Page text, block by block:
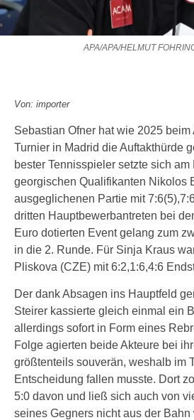
APA/APA/HELMUT
Von: importer
Sebastian Ofner hat wie 2025 beim
Turnier in Madrid die Auftakthürde
bester Tennisspieler setzte sich
georgischen Qualifikanten Nikolos
ausgeglichenen Partie mit
dritten Hauptbewerbantreten bei
Euro dotierten Event gelang zum
in die 2. Runde. Für Sinja Kraus
Pliskova (CZE) mit 6:2,1:6,4:6
Der dank Absagen ins Hauptfeld
Steirer kassierte gleich einmal ein
allerdings sofort in Form eines
Folge agierten beide Akteure bei
größtenteils souverän, weshalb im
Entscheidung fallen musste. Dort
5:0 davon und ließ sich auch von
seines Gegners nicht aus der